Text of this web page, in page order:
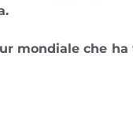
.
mondiale che ha